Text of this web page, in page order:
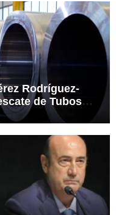
Rodríguez-
de Tubos